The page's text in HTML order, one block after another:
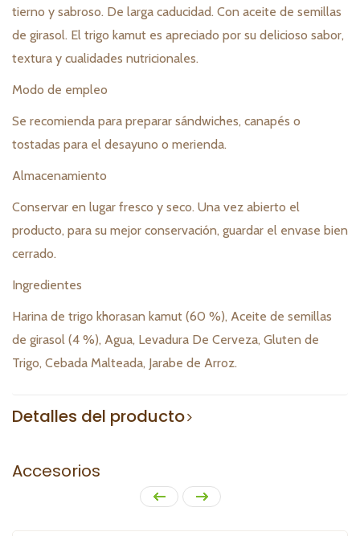
tierno y sabroso. De larga caducidad. Con aceite de semillas
de girasol. El trigo kamut es apreciado por su delicioso sabor,
textura y cualidades nutricionales.
Modo de empleo
Se recomienda para preparar sándwiches, canapés o
tostadas para el desayuno o merienda.
Almacenamiento
Conservar en lugar fresco y seco. Una vez abierto el
producto, para su mejor conservación, guardar el envase bien
cerrado.
Ingredientes
Harina de trigo khorasan kamut (60 %), Aceite de semillas
de girasol (4 %), Agua, Levadura De Cerveza, Gluten de
Trigo, Cebada Malteada, Jarabe de Arroz.
Detalles del producto
Accesorios